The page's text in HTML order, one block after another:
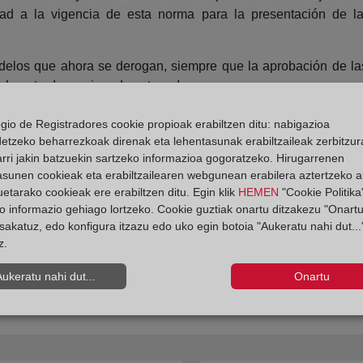
a la vigencia de esta norma para la presentación de
que ahora se derogan, siempre que la aprobación de
entrada en vigor de esta orden.
Capital, las sociedades (empresas y otros sujetos
a la aprobación de las cuentas anuales, siendo lo
en las que se aprueban las cuentas suelen
de Registradores cookie propioak erabiltzen ditu: nabigazioa
beharrezkoak direnak eta lehentasunak erabiltzaileak
jakin batzuekin sartzeko informazioa gogoratzeko. Hirugarrenen
cookieak eta erabiltzailearen webgunean erabilera aztertzeko
cookieak ere erabiltzen ditu. Egin klik HEMEN "Cookie
informazio gehiago lortzeko. Cookie guztiak onartu ditzakezu
edo konfigura itzazu edo uko egin botoia "Aukeratu nahi
nahi dut... Onartu